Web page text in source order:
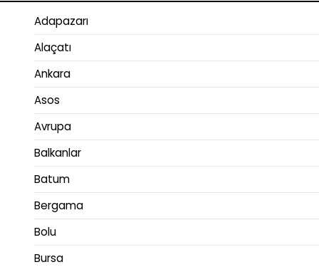
Adapazarı
Alaçatı
Ankara
Asos
Avrupa
Balkanlar
Batum
Bergama
Bolu
Bursa